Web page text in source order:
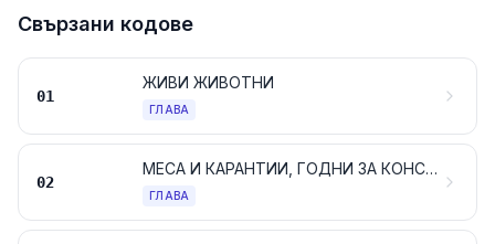
Свързани кодове
01
ЖИВИ ЖИВОТНИ
ГЛАВА
02
МЕСА И КАРАНТИИ, ГОДНИ ЗА КОНСУМАЦИЯ
ГЛАВА